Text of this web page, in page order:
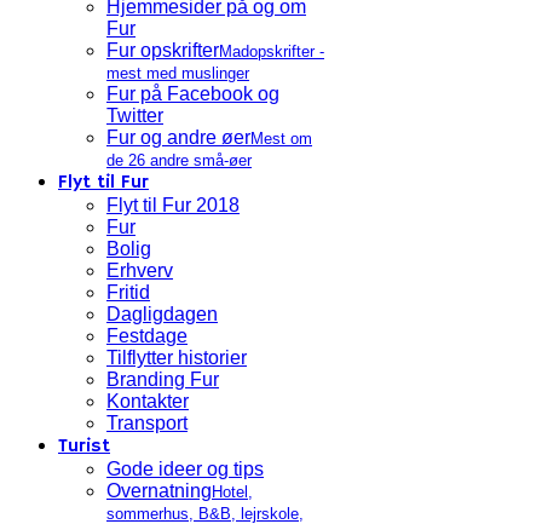
Hjemmesider på og om
Fur
Fur opskrifterMadopskrifter -
mest med muslinger
Fur på Facebook og
Twitter
Fur og andre øerMest om
de 26 andre små-øer
Flyt til Fur
Flyt til Fur 2018
Fur
Bolig
Erhverv
Fritid
Dagligdagen
Festdage
Tilflytter historier
Branding Fur
Kontakter
Transport
Turist
Gode ideer og tips
Overnatning Hotel,
sommerhus, B&B, lejrskole,